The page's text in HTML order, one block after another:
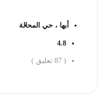
أبها ، حي المحالة
4.8
87 تعليق )